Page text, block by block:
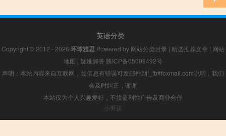
英语分类
Copyright © 2012 - 2026 环球雅思 Powered by 网站分类目录 | 精选推荐文章 | 网站
地图 | 疑难解答 陕ICP备05009492号
声明：本站内容来自互联网，如信息有错误可发邮件到f_fb#foxmail.com说明，我们
会及时纠正，谢谢
本站仅为个人兴趣爱好，不接盈利性广告及商业合作
小男孩